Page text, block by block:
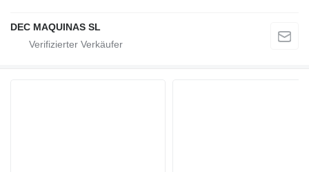
DEC MAQUINAS SL